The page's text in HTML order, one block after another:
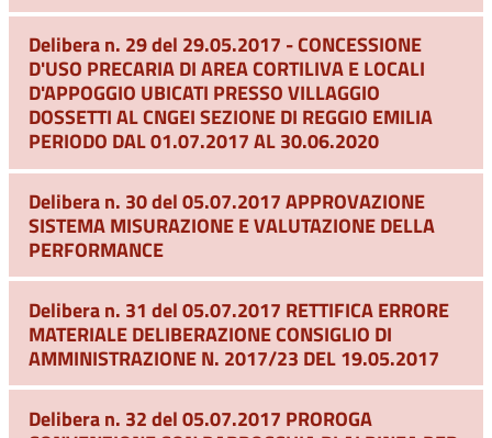
Delibera n. 29 del 29.05.2017 - CONCESSIONE
D'USO PRECARIA DI AREA CORTILIVA E LOCALI
D'APPOGGIO UBICATI PRESSO VILLAGGIO
DOSSETTI AL CNGEI SEZIONE DI REGGIO EMILIA
PERIODO DAL 01.07.2017 AL 30.06.2020
Delibera n. 30 del 05.07.2017 APPROVAZIONE
SISTEMA MISURAZIONE E VALUTAZIONE DELLA
PERFORMANCE
Delibera n. 31 del 05.07.2017 RETTIFICA ERRORE
MATERIALE DELIBERAZIONE CONSIGLIO DI
AMMINISTRAZIONE N. 2017/23 DEL 19.05.2017
Delibera n. 32 del 05.07.2017 PROROGA